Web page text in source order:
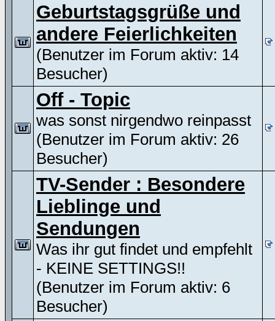
Geburtstagsgrüße und
andere Feierlichkeiten
(Benutzer im Forum aktiv: 14
Besucher)
Off - Topic
was sonst nirgendwo reinpasst
(Benutzer im Forum aktiv: 26
Besucher)
TV-Sender : Besondere
Lieblinge und
Sendungen
Was ihr gut findet und empfehlt
- KEINE SETTINGS!!
(Benutzer im Forum aktiv: 6
Besucher)